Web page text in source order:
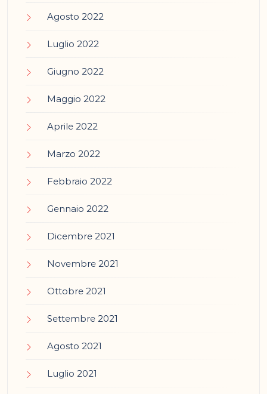
Agosto 2022
Luglio 2022
Giugno 2022
Maggio 2022
Aprile 2022
Marzo 2022
Febbraio 2022
Gennaio 2022
Dicembre 2021
Novembre 2021
Ottobre 2021
Settembre 2021
Agosto 2021
Luglio 2021